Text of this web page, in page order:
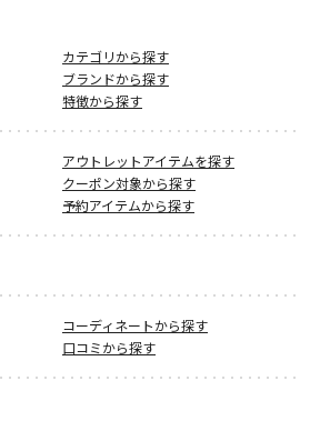
カテゴリから探す
ブランドから探す
特徴から探す
アウトレットアイテムを探す
クーポン対象から探す
予約アイテムから探す
コーディネートから探す
口コミから探す